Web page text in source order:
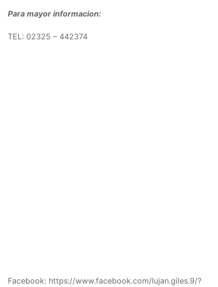
Para mayor informacion:
TEL: 02325 – 442374
Facebook: https://www.facebook.com/lujan.giles.9/?